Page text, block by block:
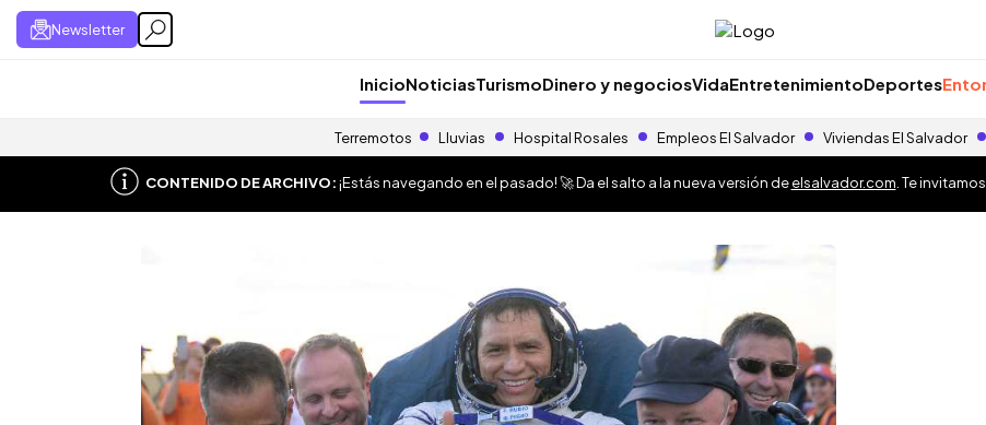
Newsletter
InicioNoticiasTurismoDinero y negociosVidaEntretenimientoDeportes
Terremotos Lluvias Hospital Rosales Empleos El Salvador Viviendas El Salvador
CONTENIDO DE ARCHIVO:¡Estás navegando en el pasado! 🚀 Da el salto a la nueva versión deelsalvador.com . Te